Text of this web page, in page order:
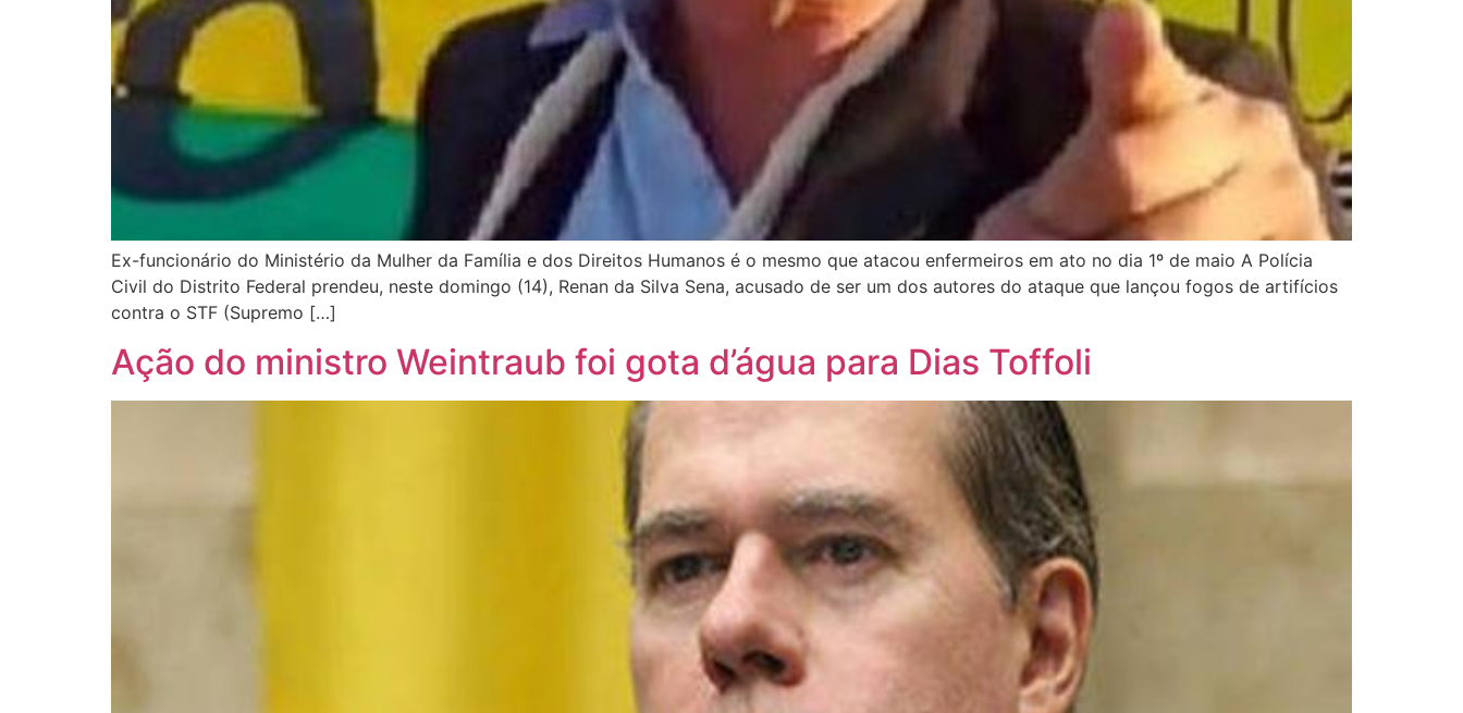
Ex-funcionário do Ministério da Mulher da Família e dos Direitos Humanos é o mesmo que atacou enfermeiros em ato no dia 1º de maio A Polícia
Civil do Distrito Federal prendeu, neste domingo (14), Renan da Silva Sena, acusado de ser um dos autores do ataque que lançou fogos de artifícios
contra o STF (Supremo […]
Ação do ministro Weintraub foi gota d’água para Dias Toffoli